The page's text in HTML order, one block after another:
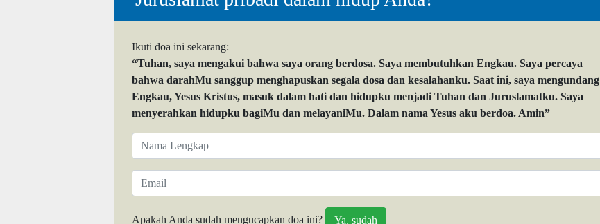
Ikuti doa ini sekarang:
“Tuhan, saya mengakui bahwa saya orang berdosa. Saya membutuhkan Engkau. Saya percaya
bahwa darahMu sanggup menghapuskan segala dosa dan kesalahanku. Saat ini, saya mengundang
Engkau, Yesus Kristus, masuk dalam hati dan hidupku menjadi Tuhan dan Juruslamatku. Saya
menyerahkan hidupku bagiMu dan melayaniMu. Dalam nama Yesus aku berdoa. Amin”
Apakah Anda sudah mengucapkan doa ini?